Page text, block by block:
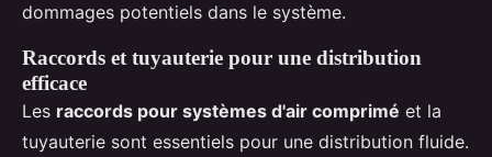
dommages potentiels dans le système.
Raccords et tuyauterie pour une distribution
efficace
Les raccords pour systèmes d'air comprimé et la
tuyauterie sont essentiels pour une distribution fluide.